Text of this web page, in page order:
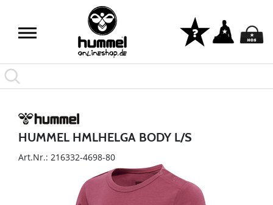
HUMMEL HMLHELGA BODY L/S
Art.Nr.: 216332-4698-80